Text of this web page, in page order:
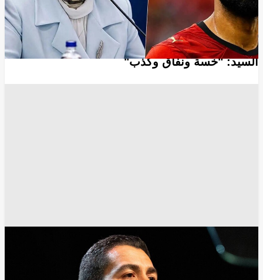
أخبار العالم العربي
مصر.. هجوم حاد من علماء الأزهر على عبد الرحمن
السيد: "خسة ونفاق وكذب"
أخبار أمريكا أخبار مصر اليوم الأزهر
مجلس الشيوخ الأمريكي
واشنطن